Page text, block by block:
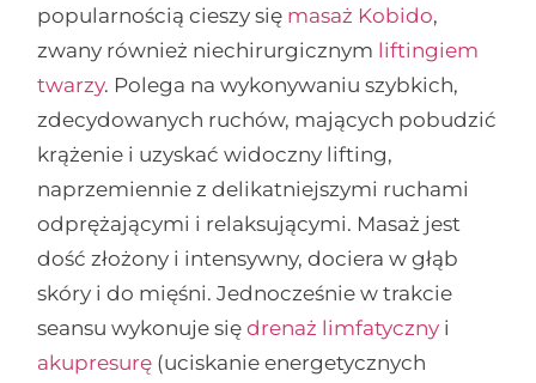
popularnością cieszy się masaż Kobido,
zwany również niechirurgicznym liftingiem
twarzy. Polega na wykonywaniu szybkich,
zdecydowanych ruchów, mających pobudzić
krążenie i uzyskać widoczny lifting,
naprzemiennie z delikatniejszymi ruchami
odprężającymi i relaksującymi. Masaż jest
dość złożony i intensywny, dociera w głąb
skóry i do mięśni. Jednocześnie w trakcie
seansu wykonuje siędrenaż limfatyczny i
akupresurę (uciskanie energetycznych